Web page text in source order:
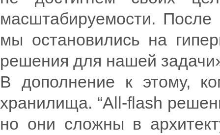
масштабируемости. После
мы остановились на
решения для нашей
В дополнение к этому,
хранилища. “All-flash
но они сложны в